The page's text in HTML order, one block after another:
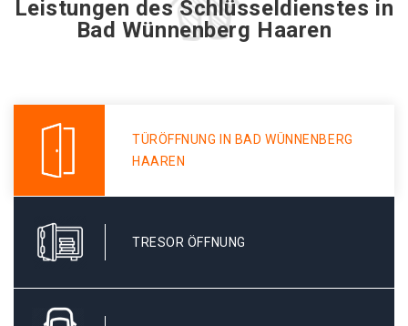
Leistungen des Schlüsseldienstes in
Bad Wünnenberg Haaren
TÜRÖFFNUNG IN BAD WÜNNENBERG
HAAREN
TRESOR ÖFFNUNG